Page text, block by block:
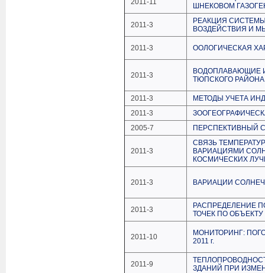
2011-11
ШНЕКОВОМ
2011-3
РЕАКЦИЯ
ВОЗДЕЙСТВИЯ И
2011-3 ООЛОГИЧЕСКАЯ
2011-3
ВОДОПЛАВАЮЩИЕ
ТЮПСКОГО РАЙОНА
2011-3
МЕТОДЫ УЧЕТА
2011-3
2005-7
ПЕРСПЕКТИВНЫЙ
2011-3
СВЯЗЬ
ВАРИАЦИЯМИ
КОСМИЧЕСКИХ
2011-3 ВАРИАЦИИ
2011-3
РАСПРЕДЕЛЕНИЕ
ТОЧЕК ПО ОБЪЕКТУ
2011-10
МОНИТОРИНГ:
2011 г.
2011-9
ЗДАНИЙ ПРИ